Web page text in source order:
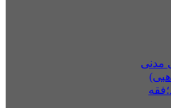
مدنی